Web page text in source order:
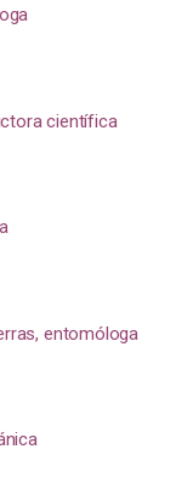
científica
entomóloga